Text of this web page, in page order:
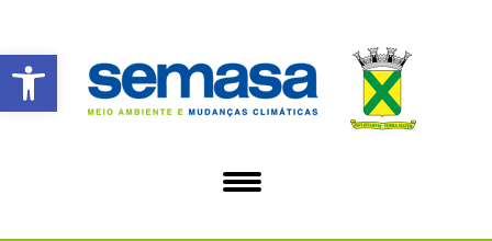
Abrir a barra de ferramentas